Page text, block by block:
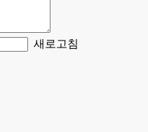
새로고침